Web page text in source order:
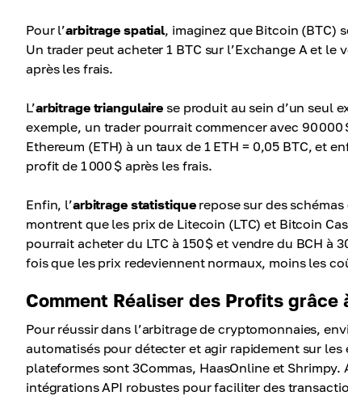
Pour l’arbitrage spatial, imaginez que Bitcoin (BTC)
Un trader peut acheter 1 BTC sur l’Exchange A et
après les frais.
L’arbitrage triangulaire se produit au sein d’un seul
exemple, un trader pourrait commencer avec 90
Ethereum (ETH) à un taux de 1 ETH = 0,05 BTC, et
profit de 1 000 $ après les frais.
Enfin, l’arbitrage statistiquerepose sur des
montrent que les prix de Litecoin (LTC) et Bitcoin
pourrait acheter du LTC à 150 $ et vendre du BCH à
fois que les prix redeviennent normaux, moins les
Comment Réaliser des Profits
Pour réussir dans l’arbitrage de cryptomonnaies,
automatisés pour détecter et agir rapidement sur
plateformes sont 3Commas, HaasOnline et
intégrations API robustes pour faciliter des